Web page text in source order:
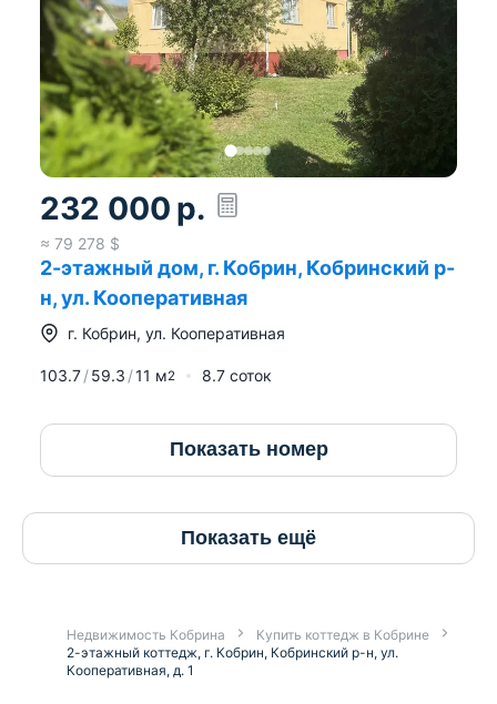
232 000 р.
≈ 79 278 $
2-этажный дом, г. Кобрин, Кобринский р-
н, ул. Кооперативная
г. Кобрин, ул. Кооперативная
103.7 59.3 11 м2 8.7 соток
Показать номер
Показать ещё
Недвижимость Кобрина
Купить коттедж в Кобрине
2-этажный коттедж, г. Кобрин, Кобринский р-н, ул.
Кооперативная, д. 1